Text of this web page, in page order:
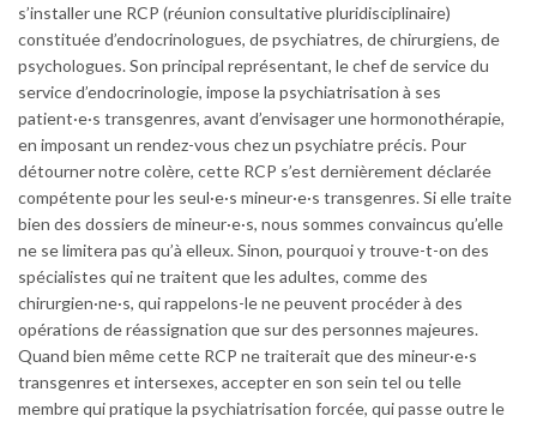
s’installer une RCP (réunion consultative pluridisciplinaire)
constituée d’endocrinologues, de psychiatres, de chirurgiens, de
psychologues. Son principal représentant, le chef de service du
service d’endocrinologie, impose la psychiatrisation à ses
patient·e·s transgenres, avant d’envisager une hormonothérapie,
en imposant un rendez-vous chez un psychiatre précis. Pour
détourner notre colère, cette RCP s’est dernièrement déclarée
compétente pour les seul·e·s mineur·e·s transgenres. Si elle traite
bien des dossiers de mineur·e·s, nous sommes convaincus qu’elle
ne se limitera pas qu’à elleux. Sinon, pourquoi y trouve-t-on des
spécialistes qui ne traitent que les adultes, comme des
chirurgien·ne·s, qui rappelons-le ne peuvent procéder à des
opérations de réassignation que sur des personnes majeures.
Quand bien même cette RCP ne traiterait que des mineur·e·s
transgenres et intersexes, accepter en son sein tel ou telle
membre qui pratique la psychiatrisation forcée, qui passe outre le